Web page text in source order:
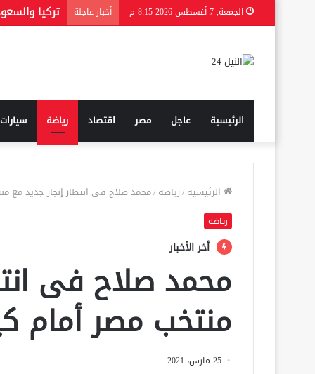
الجمعة, 7 أغسطس 2026 8:15 م أخبار عاجلة تركيا
الرئيسية عاجل مصر اقتصاد رياضة سيارات
الرئيسية/رياضة/محمد صلاح فى انتظار إنجاز جديد مع
رياضة
أخر الأخبار
محمد صلاح فى
منتخب مصر أمام
25 مارس، 2021